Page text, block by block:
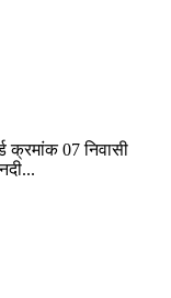
क्रमांक 07 निवासी